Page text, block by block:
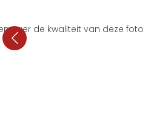
over de kwaliteit van deze foto